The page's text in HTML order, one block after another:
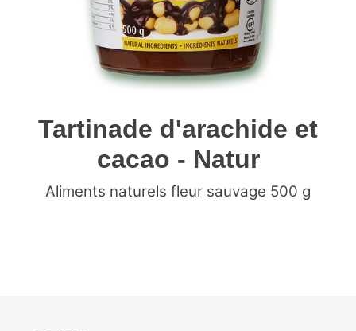
Tartinade d'arachide et
cacao - Natur
Aliments naturels fleur sauvage 500 g